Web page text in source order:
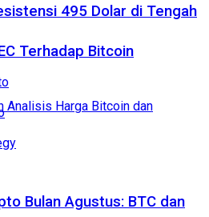
495 Dolar di Tengah
Terhadap Bitcoin
Bulan Agustus: BTC dan